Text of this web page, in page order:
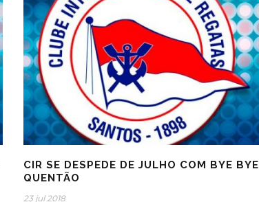
CIR SE DESPEDE DE JULHO COM BYE BYE
QUENTÃO
23 jul 2018